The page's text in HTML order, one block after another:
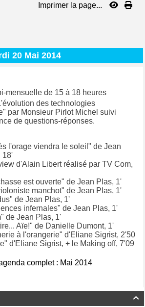
Imprimer la page...

20 Mai 2014
mensuelle de 15 à 18 heures
des technologies
par Monsieur Pirlot Michel suivi
de questions-réponses.
l'orage viendra le soleil" de Jean
18'
d'Alain Libert réalisé par TV Com,
est ouverte" de Jean Plas, 1'
manchot" de Jean Plas, 1'
de Jean Plas, 1'
infernales" de Jean Plas, 1'
de Jean Plas, 1'
Aïe!" de Danielle Dumont, 1'
à l'orangerie" d'Eliane Sigrist, 2'50
d'Eliane Sigrist, + le Making off, 7'09
complet : Mai 2014